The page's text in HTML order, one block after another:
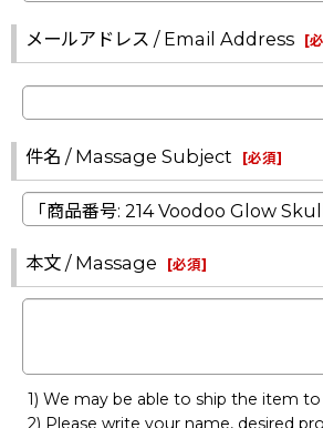
メールアドレス / Email Address [
件名 / Massage Subject [必須]
本文 / Massage [必須]
1) We may be able to ship the item to
2) Please write your name, desired